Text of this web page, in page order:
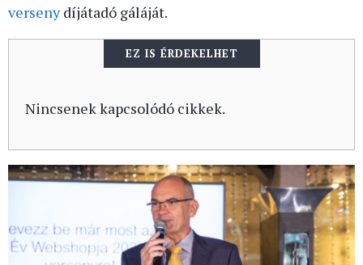
versenydíjátadó gáláját.
EZ IS ÉRDEKELHET
Nincsenek kapcsolódó cikkek.